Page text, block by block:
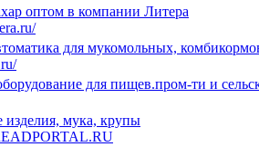
оптом в компании Литера
для мукомольных,
для пищев.пром-ти и
изделия, мука, крупы